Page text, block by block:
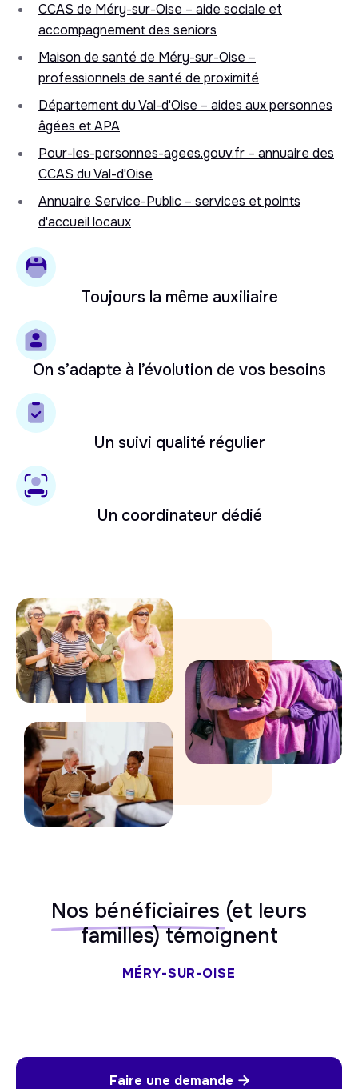
CCAS de Méry-sur-Oise – aide sociale et
accompagnement des seniors
Maison de santé de Méry-sur-Oise –
professionnels de santé de proximité
Département du Val-d'Oise – aides aux personnes
âgées et APA
Pour-les-personnes-agees.gouv.fr – annuaire des
CCAS du Val-d'Oise
Annuaire Service-Public – services et points
d'accueil locaux
Toujours la même auxiliaire
On s’adapte à l’évolution de vos besoins
Un suivi qualité régulier
Un coordinateur dédié
Nos bénéficiaires (et leurs
familles) témoignent
MÉRY-SUR-OISE
Faire une demande 